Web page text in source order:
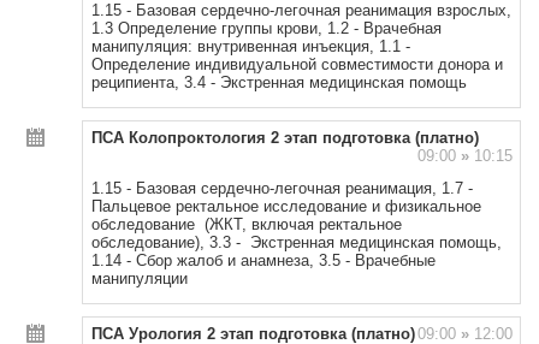
1.15 - Базовая сердечно-легочная реанимация взрослых,
1.3 Определение группы крови, 1.2 - Врачебная
манипуляция: внутривенная инъекция, 1.1 -
Определение индивидуальной совместимости донора и
реципиента, 3.4 - Экстренная медицинская помощь
ПСА Колопроктология 2 этап подготовка (платно)
09:00 »10:15
1.15 - Базовая сердечно-легочная реанимация, 1.7 -
Пальцевое ректальное исследование и физикальное
обследование (ЖКТ, включая ректальное
обследование), 3.3 - Экстренная медицинская помощь,
1.14 - Сбор жалоб и анамнеза, 3.5 - Врачебные
манипуляции
ПСА Урология 2 этап подготовка (платно)09:00 »12:00